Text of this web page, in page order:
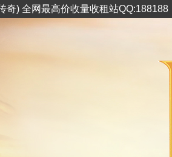
奇) 全网最高价收量收租站